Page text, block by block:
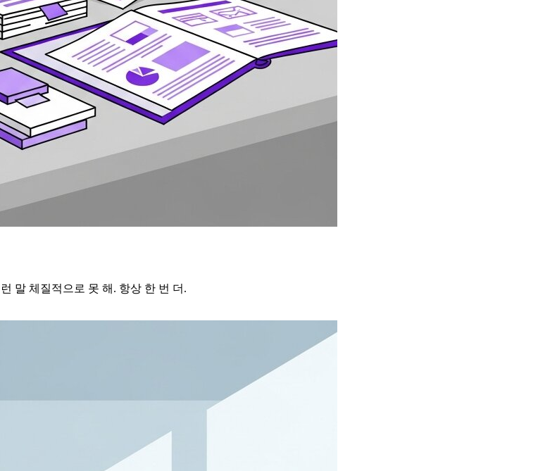
말 체질적으로 못 해. 항상 한 번 더.